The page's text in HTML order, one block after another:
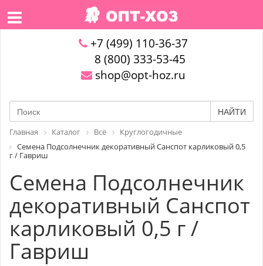
+7 (499) 110-36-37
8 (800) 333-53-45
shop@opt-hoz.ru
НАЙТИ
Главная Каталог Всё
Круглогодичные
Семена Подсолнечник декоративный Санспот карликовый 0,5
г / Гавриш
Семена Подсолнечник
декоративный Санспот
карликовый 0,5 г /
Гавриш